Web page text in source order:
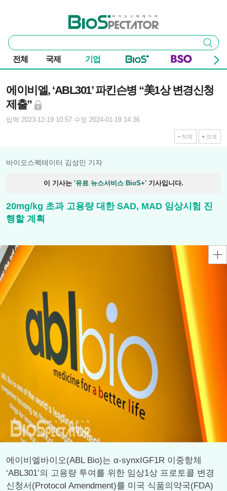
바이오스펙테이터
통
합
검
색
검색
전체 국제 기업
에이비엘, ‘ABL301’ 파킨슨병 “美1상 변경신청
제출”
입력 2023-12-19 10:57 수정 2024-01-19 14:36
작게 크게
바이오스펙테이터 김성민 기자
이 기사는 '유료 뉴스서비스 BioS+' 기사입니다.
20mg/kg 초과 고용량 대한 SAD, MAD 임상시험 진
행할 계획
에이비엘바이오(ABL Bio)는 α-synxIGF1R 이중항체
‘ABL301’의 고용량 투여를 위한 임상1상 프로토콜 변경
신청서(Protocol Amendment)를 미국 식품의약국(FDA)